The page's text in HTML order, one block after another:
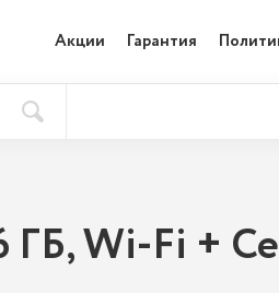
Акции Гарантия
ГБ, Wi-Fi +